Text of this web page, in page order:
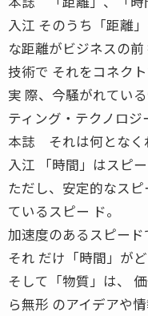
入江 そのうち「距離
な距離がビジネスの
技術で それをコネク
実 際、今騒がれてい
ティング・テクノロジ
本誌 それは何となく
入江 「時間」はスピ
ただし、安定的なス
ているスピー ド。
加速度のあるスピード
それ だけ「時間」が
そして「物質」は、
ら無形 のアイデアや